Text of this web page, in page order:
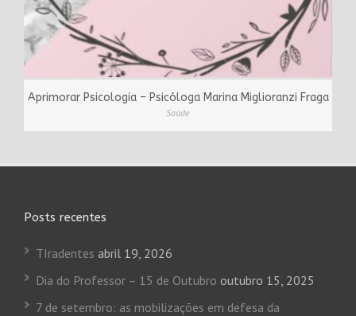
Aprimorar Psicologia – Psicóloga Marina Miglioranzi Fraga
Saúde
Posts recentes
TIradentes abril 19, 2026
Dia do Professor – 15 de Outubro outubro 15, 2025
7 de setembro: as mobilizações em defesa da